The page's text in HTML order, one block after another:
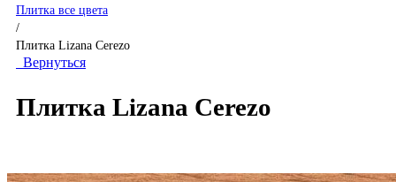
Плитка все цвета
/
Плитка Lizana Cerezo
Вернуться
Плитка Lizana Cerezo